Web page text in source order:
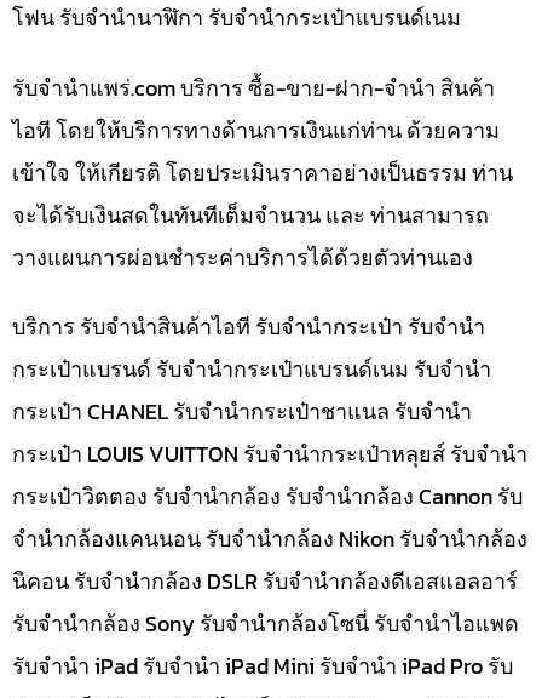
โฟน รับจำนำนาฬิกา รับจำนำกระเป๋าแบรนด์เนม
รับจํานําแพร่.com บริการ ซื้อ-ขาย-ฝาก-จำนำ สินค้า
ไอที โดยให้บริการทางด้านการเงินแก่ท่าน ด้วยความ
เข้าใจ ให้เกียรติ โดยประเมินราคาอย่างเป็นธรรม ท่าน
จะได้รับเงินสดในทันทีเต็มจำนวน และ ท่านสามารถ
วางแผนการผ่อนชำระค่าบริการได้ด้วยตัวท่านเอง
บริการ รับจำนำสินค้าไอที รับจำนำกระเป๋า รับจำนำ
กระเป๋าแบรนด์ รับจำนำกระเป๋าแบรนด์เนม รับจำนำ
กระเป๋า CHANEL รับจำนำกระเป๋าชาแนล รับจำนำ
กระเป๋า LOUIS VUITTON รับจำนำกระเป๋าหลุยส์ รับจำนำ
กระเป๋าวิตตอง รับจำนำกล้อง รับจำนำกล้อง Cannon รับ
จำนำกล้องแคนนอน รับจำนำกล้อง Nikon รับจำนำกล้อง
นิคอน รับจำนำกล้อง DSLR รับจำนำกล้องดีเอสแอลอาร์
รับจำนำกล้อง Sony รับจำนำกล้องโซนี่ รับจำนำไอแพด
รับจำนำ iPad รับจำนำ iPad Mini รับจำนำ iPad Pro รับ